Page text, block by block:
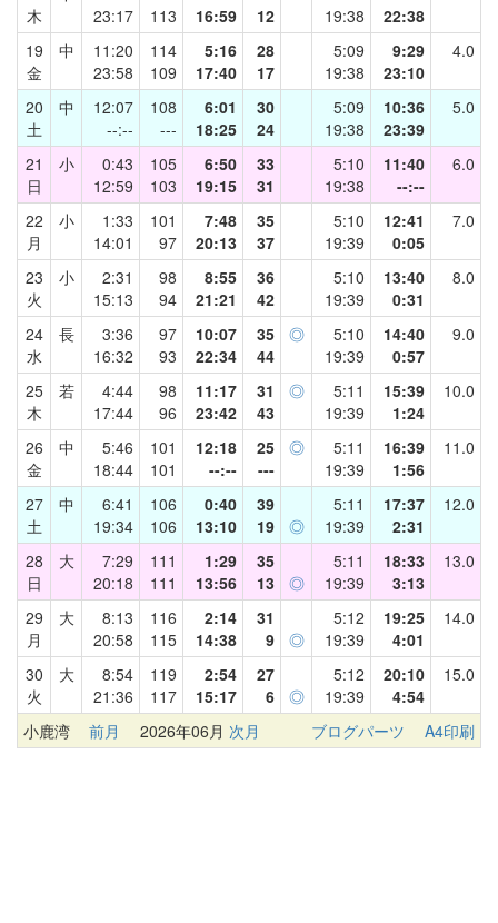
木
23:17
113
16:59
12
19:38
22:38
19
金
中
11:20
23:58
114
109
5:16
17:40
28
17
5:09
19:38
9:29
23:10
4.0
20
土
中
12:07
--:--
108
---
6:01
18:25
30
24
5:09
19:38
10:36
23:39
5.0
21
日
小
0:43
12:59
105
103
6:50
19:15
33
31
5:10
19:38
11:40
--:--
6.0
22
月
小
1:33
14:01
101
97
7:48
20:13
35
37
5:10
19:39
12:41
0:05
7.0
23
火
小
2:31
15:13
98
94
8:55
21:21
36
42
5:10
19:39
13:40
0:31
8.0
24
水
長
3:36
16:32
97
93
10:07
22:34
35
44
◎
5:10
19:39
14:40
0:57
9.0
25
木
若
4:44
17:44
98
96
11:17
23:42
31
43
◎
5:11
19:39
15:39
1:24
10.0
26
金
中
5:46
18:44
101
101
12:18
--:--
25
---
◎
5:11
19:39
16:39
1:56
11.0
27
土
中
6:41
19:34
106
106
0:40
13:10
39
19
◎
5:11
19:39
17:37
2:31
12.0
28
日
大
7:29
20:18
111
111
1:29
13:56
35
13
◎
5:11
19:39
18:33
3:13
13.0
29
月
大
8:13
20:58
116
115
2:14
14:38
31
9
◎
5:12
19:39
19:25
4:01
14.0
30
火
大
8:54
21:36
119
117
2:54
15:17
27
6
◎
5:12
19:39
20:10
4:54
15.0
小鹿湾 前月 2026年06月 次月 ブログパーツ A4印刷